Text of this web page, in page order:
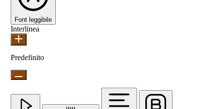
Font leggibile
Interlinea
Predefinito